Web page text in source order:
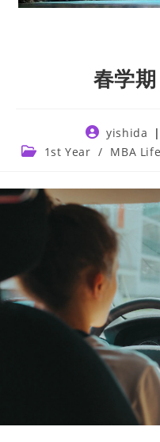
春学
Post
author:
yishida
Post 1st Year / MBA Life